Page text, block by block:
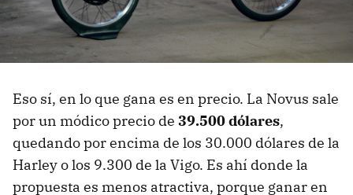
Eso sí, en lo que gana es en precio. La Novus sale
por un módico precio de 39.500 dólares,
quedando por encima de los 30.000 dólares de la
Harley o los 9.300 de la Vigo. Es ahí donde la
propuesta es menos atractiva, porque ganar en